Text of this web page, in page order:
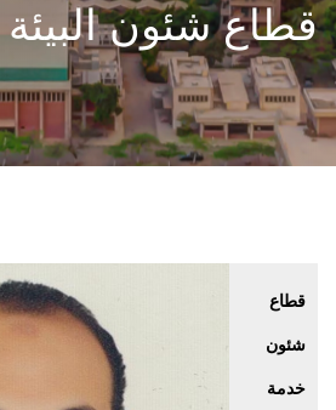
قطاع شئون البيئة
قطاع
شئون
خدمة